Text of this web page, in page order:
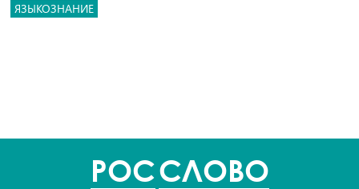
ЯЗЫКОЗНАНИЕ
POCСЛОВО